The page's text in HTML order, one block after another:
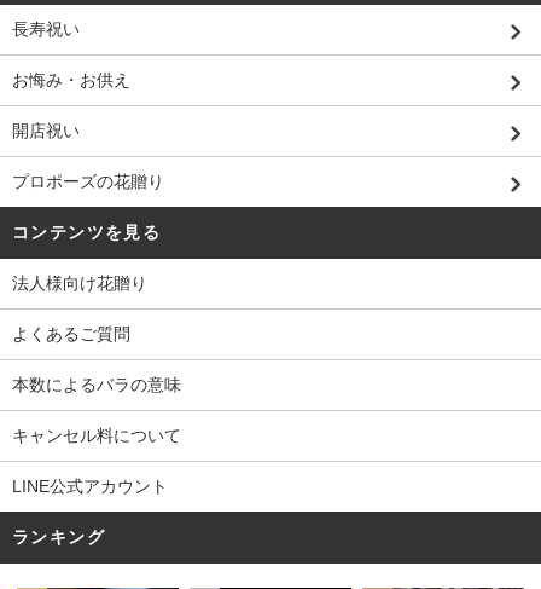
長寿祝い
お悔み・お供え
開店祝い
プロポーズの花贈り
コンテンツを見る
法人様向け花贈り
よくあるご質問
本数によるバラの意味
キャンセル料について
LINE公式アカウント
ランキング